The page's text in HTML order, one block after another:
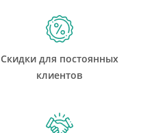
Скидки для постоянных
клиентов